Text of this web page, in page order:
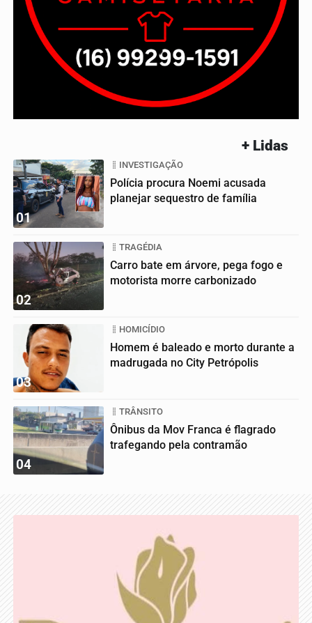
+ Lidas
01
INVESTIGAÇÃO
Polícia procura Noemi acusada
planejar sequestro de família
02
TRAGÉDIA
Carro bate em árvore, pega fogo e
motorista morre carbonizado
03
HOMICÍDIO
Homem é baleado e morto durante a
madrugada no City Petrópolis
04
TRÂNSITO
Ônibus da Mov Franca é flagrado
trafegando pela contramão